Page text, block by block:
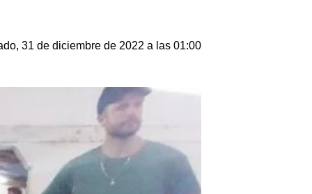
31 de diciembre de 2022 a las 01:00